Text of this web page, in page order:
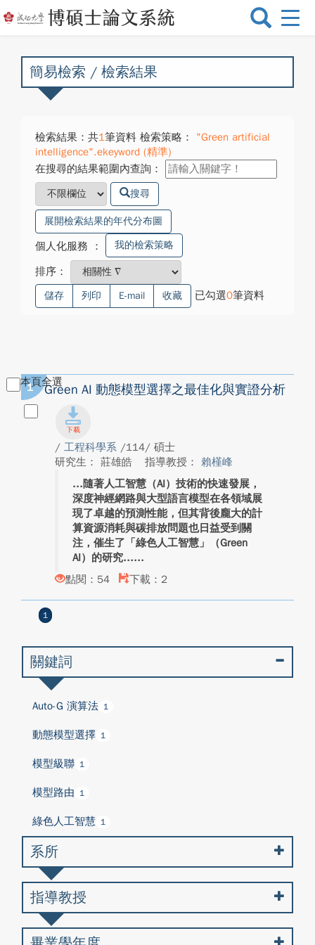
選
換
簡易檢索 / 檢索結果
檢索結果：共1筆資料 檢索策略：
"Green artificial
intelligence".ekeyword (精準)
在搜尋的結果範圍內查詢：
搜尋
展開檢索結果的年代分布圖
個人化服務 ： 我的檢索策略
排序：
儲存 列印 E-mail 收藏 已勾選0筆資料
本頁全選
1 Green AI 動態模型選擇之最佳化與實證分析
/ 工程科學系 /114/ 碩士
研究生： 莊雄皓
指導教授： 賴槿峰
隨著人工智慧（AI）技術的快速發展，
深度神經網路與大型語言模型在各領域展
現了卓越的預測性能，但其背後龐大的計
算資源消耗與碳排放問題也日益受到關
注，催生了「綠色人工智慧」（Green
AI）的研究...
點閱：54
下載：2
1
關鍵詞
Auto-G 演算法 1
動態模型選擇 1
模型級聯 1
模型路由 1
綠色人工智慧 1
系所
指導教授